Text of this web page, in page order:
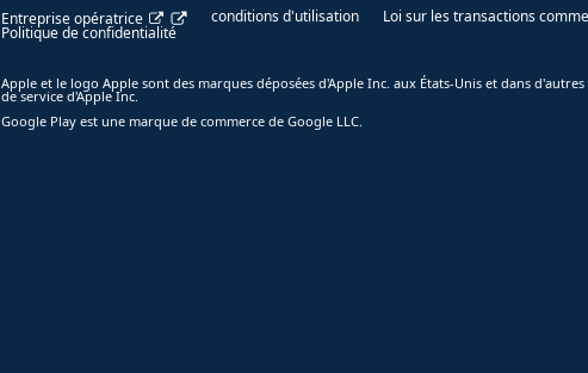
Entreprise opératrice conditions d'utilisation
Loi sur les transactions
Politique de confidentialité
Apple et le logo Apple sont des marques déposées d'Apple Inc. aux États-Unis et dans
de service d'Apple Inc.
Google Play est une marque de commerce de Google LLC.